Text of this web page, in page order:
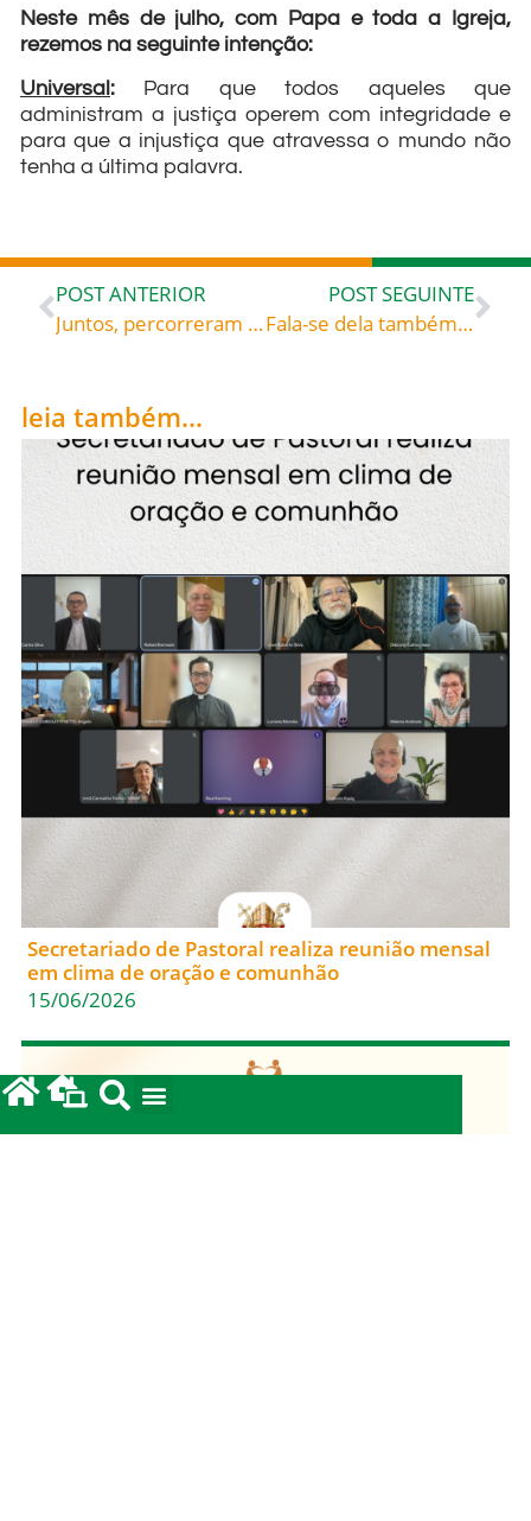
Neste mês de julho, com Papa e toda a Igreja,
rezemos na seguinte intenção:
Universal:Para que todos aqueles que
administram a justiça operem com integridade e
para que a injustiça que atravessa o mundo não
tenha a última palavra.
POST ANTERIOR
Juntos, percorreram os caminhos da Gália, deixando para trás cidades inteiras convertidas, pois, durante as suas pregações, aconteciam muitos milagres na frente de todos os presentes: São Nazário e são Celso (Século I), celebrados hoje, 28, rogai por todos nós!
POST SEGUINTE
Fala-se dela também quando da ressurreição de Lázaro. É ela quem mais fala com Jesus nesse acontecimento. Marta disse a Jesus: “Senhor, se tivesses estado aqui, o meu irmão não teria morrido. Mas mesmo agora, eu sei que tudo o que pedires a Deus, Deus dará”: Santa Marta, Irmã de Lázaro (Séc. I), celebrada hoje, 29, roga por todos nós!
leia também...
Secretariado de Pastoral realiza reunião mensal
em clima de oração e comunhão
15/06/2026